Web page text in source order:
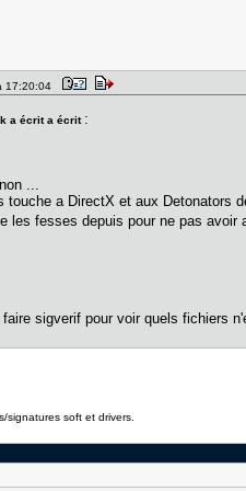
17:20:04
a écrit a écrit :
...
touche a DirectX et aux Detonators
les fesses depuis pour ne pas avoir
sigverif pour voir quels fichiers
signatures soft et drivers.